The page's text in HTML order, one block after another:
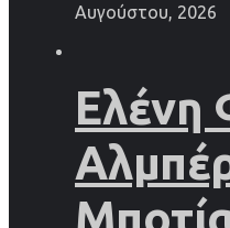
Αυγούστου, 2026
Ελένη